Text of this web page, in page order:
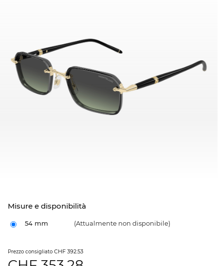
Misure e disponibilità
54 mm (Attualmente non disponibile)
Prezzo consigliato CHF 392.53